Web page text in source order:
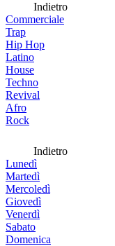
Indietro
Commerciale
Trap
Hip Hop
Latino
House
Techno
Revival
Afro
Rock
Indietro
Lunedì
Martedì
Mercoledì
Giovedì
Venerdì
Sabato
Domenica